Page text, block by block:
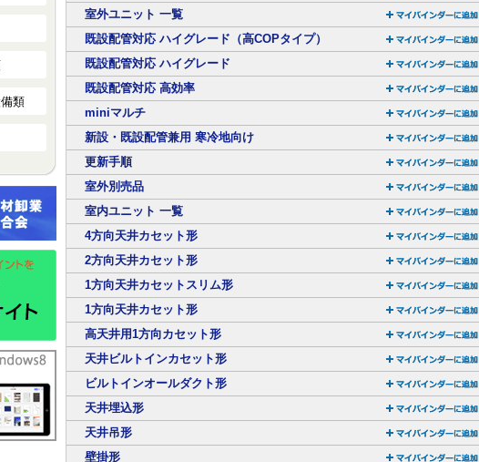
室外ユニット 一覧
既設配管対応 ハイグレード（高COPタイプ）
既設配管対応 ハイグレード
既設配管対応 高効率
miniマルチ
新設・既設配管兼用 寒冷地向け
更新手順
室外別売品
室内ユニット 一覧
4方向天井カセット形
2方向天井カセット形
1方向天井カセットスリム形
1方向天井カセット形
高天井用1方向カセット形
天井ビルトインカセット形
ビルトインオールダクト形
天井埋込形
天井吊形
壁掛形
類